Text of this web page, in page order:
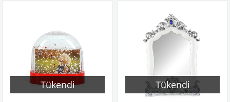
Tükendi Tükendi